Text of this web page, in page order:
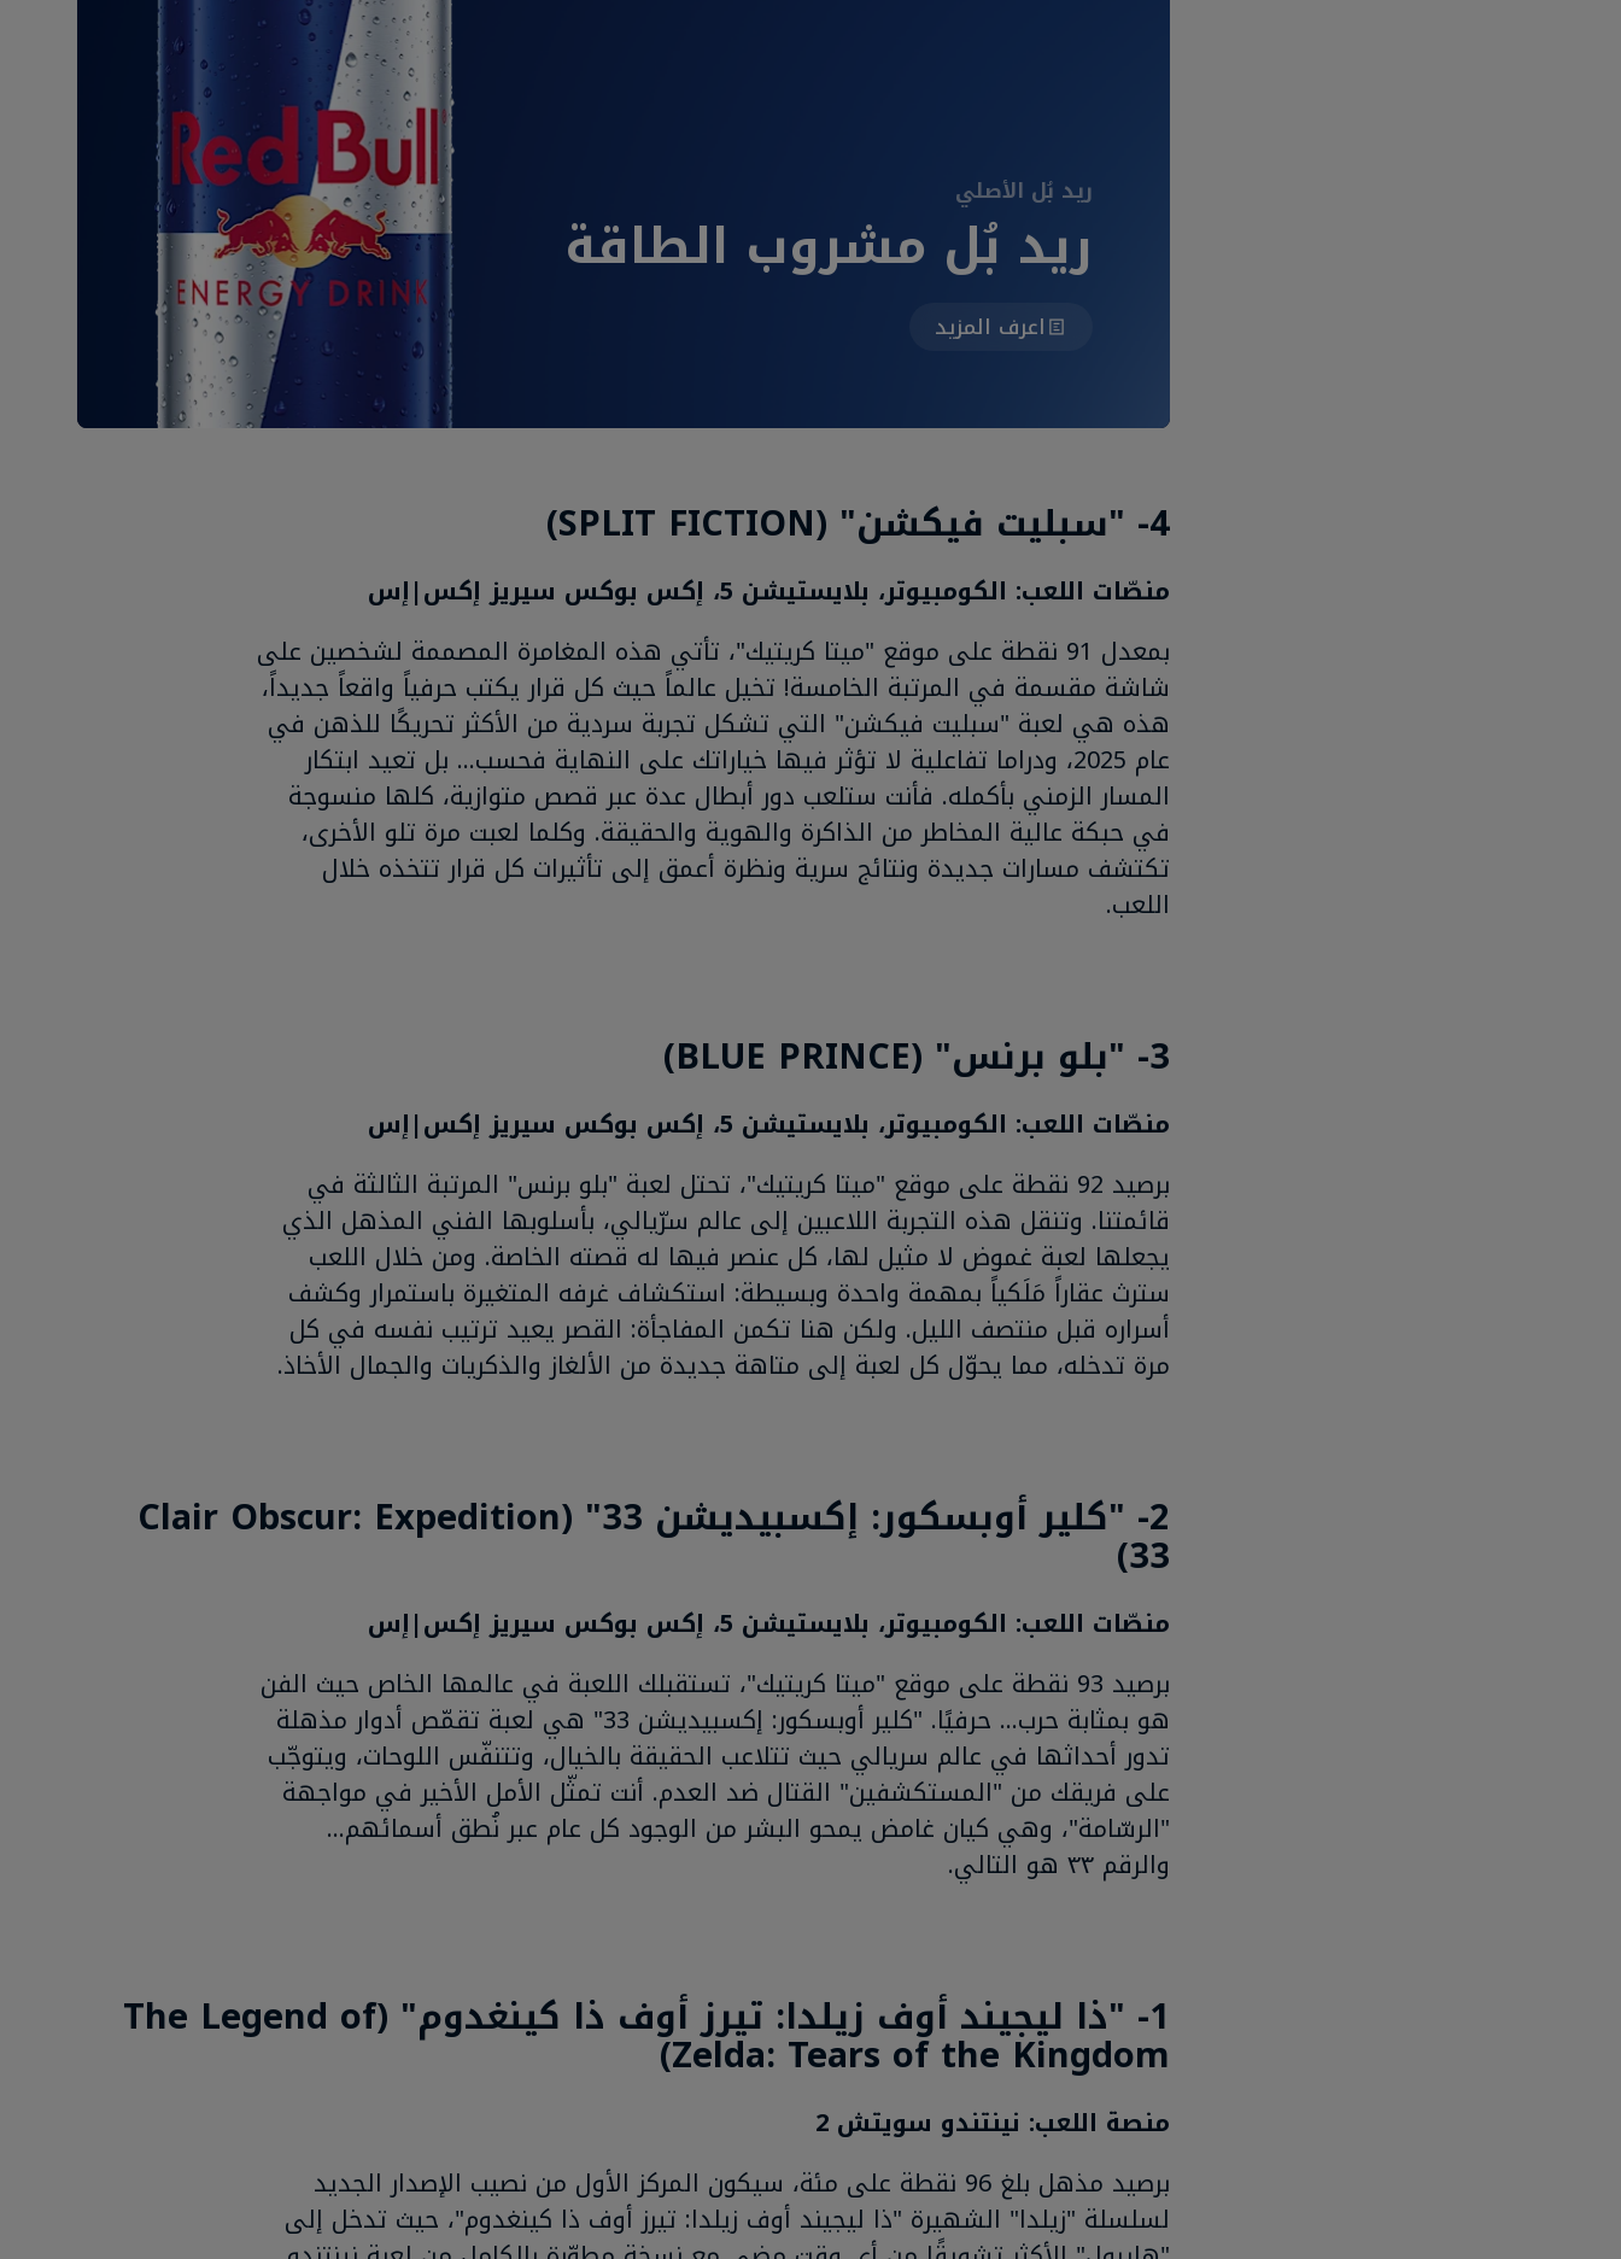
ريد بُل الأصلي
ريد بُل مشروب الطاقة
اعرف المزيد
4- "سبليت فيكشن" (SPLIT FICTION)
منصّات اللعب: الكومبيوتر، بلايستيشن 5، إكس بوكس سيريز إكس|إس
بمعدل 91 نقطة على موقع "ميتا كريتيك"، تأتي هذه المغامرة المصممة لشخصين على
شاشة مقسمة في المرتبة الخامسة! تخيل عالماً حيث كل قرار يكتب حرفياً واقعاً جديداً،
هذه هي لعبة "سبليت فيكشن" التي تشكل تجربة سردية من الأكثر تحريكًا للذهن في
عام 2025، ودراما تفاعلية لا تؤثر فيها خياراتك على النهاية فحسب... بل تعيد ابتكار
المسار الزمني بأكمله. فأنت ستلعب دور أبطال عدة عبر قصص متوازية، كلها منسوجة
في حبكة عالية المخاطر من الذاكرة والهوية والحقيقة. وكلما لعبت مرة تلو الأخرى،
تكتشف مسارات جديدة ونتائج سرية ونظرة أعمق إلى تأثيرات كل قرار تتخذه خلال
اللعب.
3- "بلو برنس" (BLUE PRINCE)
منصّات اللعب: الكومبيوتر، بلايستيشن 5، إكس بوكس سيريز إكس|إس
برصيد 92 نقطة على موقع "ميتا كريتيك"، تحتل لعبة "بلو برنس" المرتبة الثالثة في
قائمتنا. وتنقل هذه التجربة اللاعبين إلى عالم سرّيالي، بأسلوبها الفني المذهل الذي
يجعلها لعبة غموض لا مثيل لها، كل عنصر فيها له قصته الخاصة. ومن خلال اللعب
سترث عقاراً مَلَكياً بمهمة واحدة وبسيطة: استكشاف غرفه المتغيرة باستمرار وكشف
أسراره قبل منتصف الليل. ولكن هنا تكمن المفاجأة: القصر يعيد ترتيب نفسه في كل
مرة تدخله، مما يحوّل كل لعبة إلى متاهة جديدة من الألغاز والذكريات والجمال الأخاذ.
2- "كلير أوبسكور: إكسبيديشن 33" (Clair Obscur: Expedition
33)
منصّات اللعب: الكومبيوتر، بلايستيشن 5، إكس بوكس سيريز إكس|إس
برصيد 93 نقطة على موقع "ميتا كريتيك"، تستقبلك اللعبة في عالمها الخاص حيث الفن
هو بمثابة حرب... حرفيًا. "كلير أوبسكور: إكسبيديشن 33" هي لعبة تقمّص أدوار مذهلة
تدور أحداثها في عالم سريالي حيث تتلاعب الحقيقة بالخيال، وتتنفّس اللوحات، ويتوجّب
على فريقك من "المستكشفين" القتال ضد العدم. أنت تمثّل الأمل الأخير في مواجهة
"الرسّامة"، وهي كيان غامض يمحو البشر من الوجود كل عام عبر نُطق أسمائهم...
والرقم ٣٣ هو التالي.
1- "ذا ليجيند أوف زيلدا: تيرز أوف ذا كينغدوم" (The Legend of
Zelda: Tears of the Kingdom)
منصة اللعب: نينتندو سويتش 2
برصيد مذهل بلغ 96 نقطة على مئة، سيكون المركز الأول من نصيب الإصدار الجديد
لسلسلة "زيلدا" الشهيرة "ذا ليجيند أوف زيلدا: تيرز أوف ذا كينغدوم"، حيث تدخل إلى